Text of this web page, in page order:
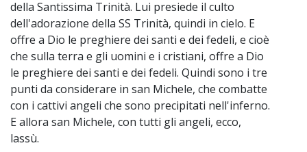
della Santissima Trinità. Lui presiede il culto
dell'adorazione della SS Trinità, quindi in cielo. E
offre a Dio le preghiere dei santi e dei fedeli, e cioè
che sulla terra e gli uomini e i cristiani, offre a Dio
le preghiere dei santi e dei fedeli. Quindi sono i tre
punti da considerare in san Michele, che combatte
con i cattivi angeli che sono precipitati nell'inferno.
E allora san Michele, con tutti gli angeli, ecco,
lassù.